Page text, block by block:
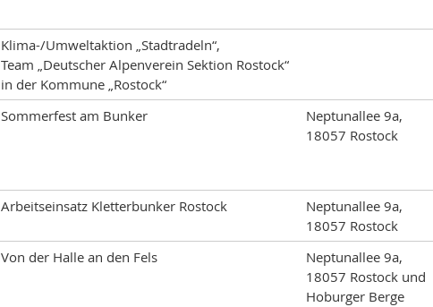
Klima-/Umweltaktion „Stadtradeln“,
Team „Deutscher Alpenverein Sektion Rostock“
in der Kommune „Rostock“
Sommerfest am Bunker
Neptunallee 9a,
18057 Rostock
Arbeitseinsatz Kletterbunker Rostock
Neptunallee 9a,
18057 Rostock
Von der Halle an den Fels
Neptunallee 9a,
18057 Rostock und
Hoburger Berge